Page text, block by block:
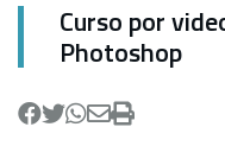
Curso por
Photoshop